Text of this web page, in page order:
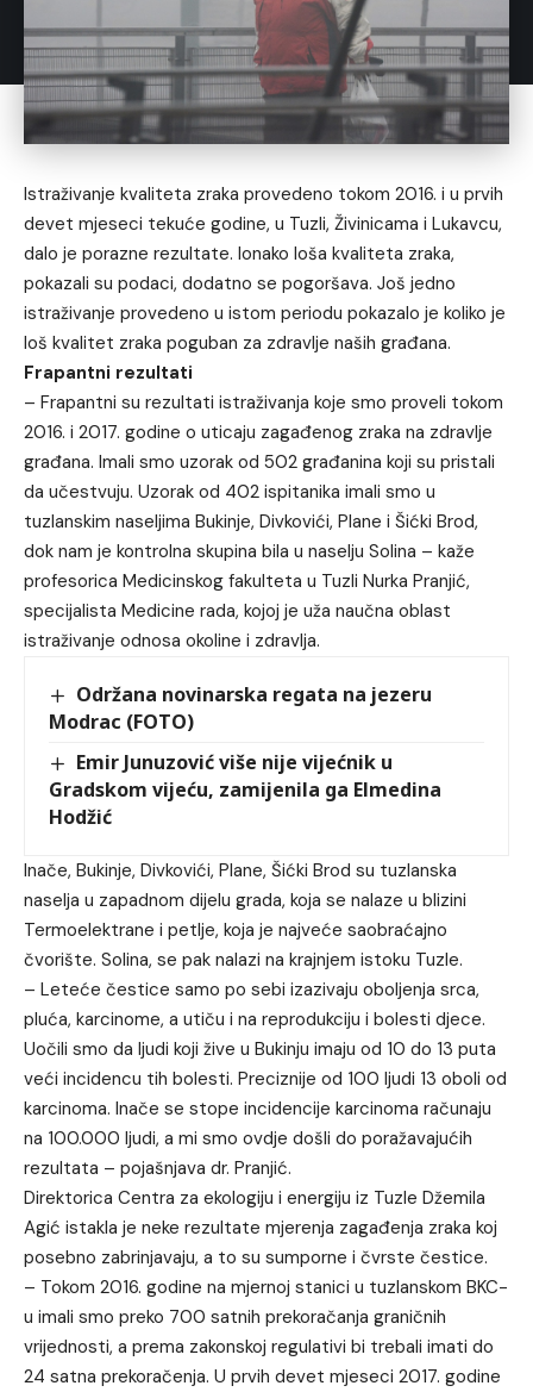
Istraživanje kvaliteta zraka provedeno tokom 2016. i u prvih
devet mjeseci tekuće godine, u Tuzli, Živinicama i Lukavcu,
dalo je porazne rezultate. Ionako loša kvaliteta zraka,
pokazali su podaci, dodatno se pogoršava. Još jedno
istraživanje provedeno u istom periodu pokazalo je koliko je
loš kvalitet zraka poguban za zdravlje naših građana.
Frapantni rezultati
– Frapantni su rezultati istraživanja koje smo proveli tokom
2016. i 2017. godine o uticaju zagađenog zraka na zdravlje
građana. Imali smo uzorak od 502 građanina koji su pristali
da učestvuju. Uzorak od 402 ispitanika imali smo u
tuzlanskim naseljima Bukinje, Divkovići, Plane i Šićki Brod,
dok nam je kontrolna skupina bila u naselju Solina – kaže
profesorica Medicinskog fakulteta u Tuzli Nurka Pranjić,
specijalista Medicine rada, kojoj je uža naučna oblast
istraživanje odnosa okoline i zdravlja.
Održana novinarska regata na jezeru
Modrac (FOTO)
Emir Junuzović više nije vijećnik u
Gradskom vijeću, zamijenila ga Elmedina
Hodžić
Inače, Bukinje, Divkovići, Plane, Šićki Brod su tuzlanska
naselja u zapadnom dijelu grada, koja se nalaze u blizini
Termoelektrane i petlje, koja je najveće saobraćajno
čvorište. Solina, se pak nalazi na krajnjem istoku Tuzle.
– Leteće čestice samo po sebi izazivaju oboljenja srca,
pluća, karcinome, a utiču i na reprodukciju i bolesti djece.
Uočili smo da ljudi koji žive u Bukinju imaju od 10 do 13 puta
veći incidencu tih bolesti. Preciznije od 100 ljudi 13 oboli od
karcinoma. Inače se stope incidencije karcinoma računaju
na 100.000 ljudi, a mi smo ovdje došli do poražavajućih
rezultata – pojašnjava dr. Pranjić.
Direktorica Centra za ekologiju i energiju iz Tuzle Džemila
Agić istakla je neke rezultate mjerenja zagađenja zraka koj
posebno zabrinjavaju, a to su sumporne i čvrste čestice.
– Tokom 2016. godine na mjernoj stanici u tuzlanskom BKC-
u imali smo preko 700 satnih prekoračanja graničnih
vrijednosti, a prema zakonskoj regulativi bi trebali imati do
24 satna prekoračenja. U prvih devet mjeseci 2017. godine